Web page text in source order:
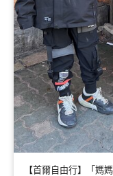
【首爾自由行】「媽